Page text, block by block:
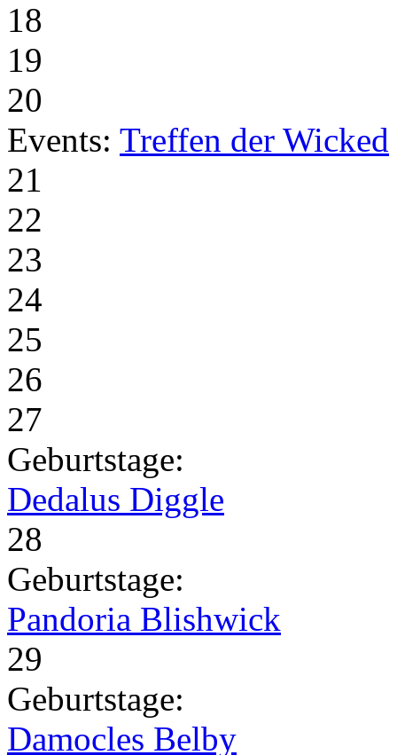
18
19
20
Events: Treffen der Wicked
21
22
23
24
25
26
27
Geburtstage:
Dedalus Diggle
28
Geburtstage:
Pandoria Blishwick
29
Geburtstage:
Damocles Belby